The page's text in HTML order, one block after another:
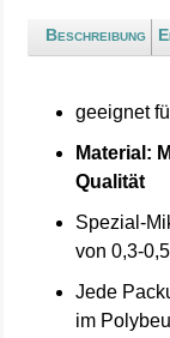
Beschreibung
geeignet
Material:
Qualität
Spezial-
von 0,3-
Jede
im